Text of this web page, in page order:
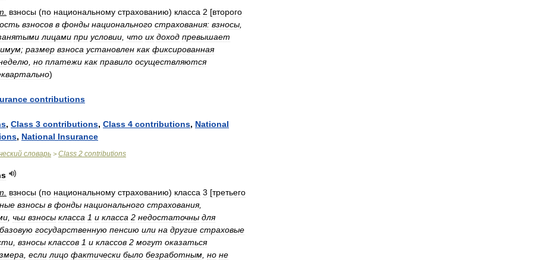
взносы (по национальному страхованию) класса 2 [второго
взносов в фонды национального страхования: взносы
лицами при условии что их доход превышает
; размер взноса установлен как фиксированная
но платежи как правило осуществляются
)
contributions
, Class 3 contributions, Class 4 contributions, National
, National Insurance
словарь > Class 2 contributions
взносы (по национальному страхованию) класса 3 [третьего
взносы в фонды национального страхования,
чьи взносы класса 1 и класса 2 недостаточны для
базовую государственную пенсию или на другие страховые
взносы классов 1 и классов 2 могут оказаться
если лицо фактически было безработным но не